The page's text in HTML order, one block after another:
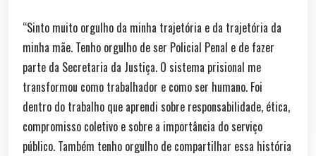
“Sinto muito orgulho da minha trajetória e da trajetória da
minha mãe. Tenho orgulho de ser Policial Penal e de fazer
parte da Secretaria da Justiça. O sistema prisional me
transformou como trabalhador e como ser humano. Foi
dentro do trabalho que aprendi sobre responsabilidade, ética,
compromisso coletivo e sobre a importância do serviço
público. Também tenho orgulho de compartilhar essa história